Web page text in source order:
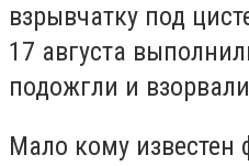
взрывчатку под
17 августа
подожгли и
Мало кому известен